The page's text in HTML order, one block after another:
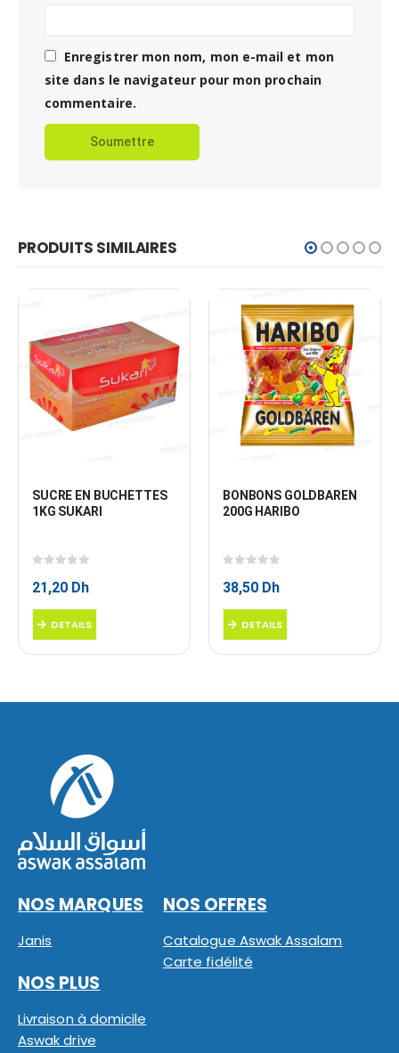
Enregistrer mon nom, mon e-mail et mon
site dans le navigateur pour mon prochain
commentaire.
PRODUITS SIMILAIRES
SUCRE EN BUCHETTES
1KG SUKARI
21,20 Dh
DETAILS
BONBONS GOLDBAREN
200G HARIBO
38,50 Dh
DETAILS
NOS MARQUES
Janis
NOS OFFRES
Catalogue Aswak Assalam
Carte fidélité
NOS PLUS
Livraison à domicile
Aswak drive